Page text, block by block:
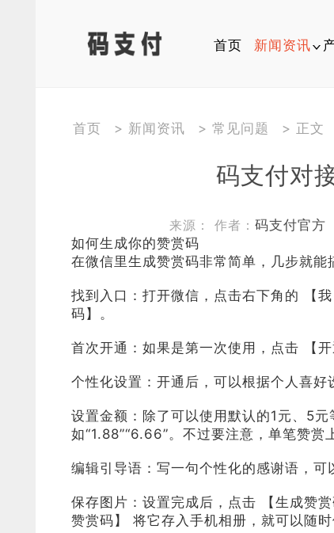
首页 新闻资讯
常见问题
关于我们开
多尺寸
首页 > 新闻资讯 > 常见问题 > 正文
码支付对
来源： 作者： 码支付官方
如何生成你的赞赏码
在微信里生成赞赏码非常简单，几步就能
找到入口：打开微信，点击右下角的
码】。
首次开通：如果是第一次使用，点击 【
个性化设置：开通后，可以根据个人喜好
设置金额：除了可以使用默认的1元、5
如“1.88”“6.66”。不过要注意，单笔赞
编辑引导语：写一句个性化的感谢语，可
保存图片：设置完成后，点击 【生成赞
赞赏码】 将它存入手机相册，就可以随时